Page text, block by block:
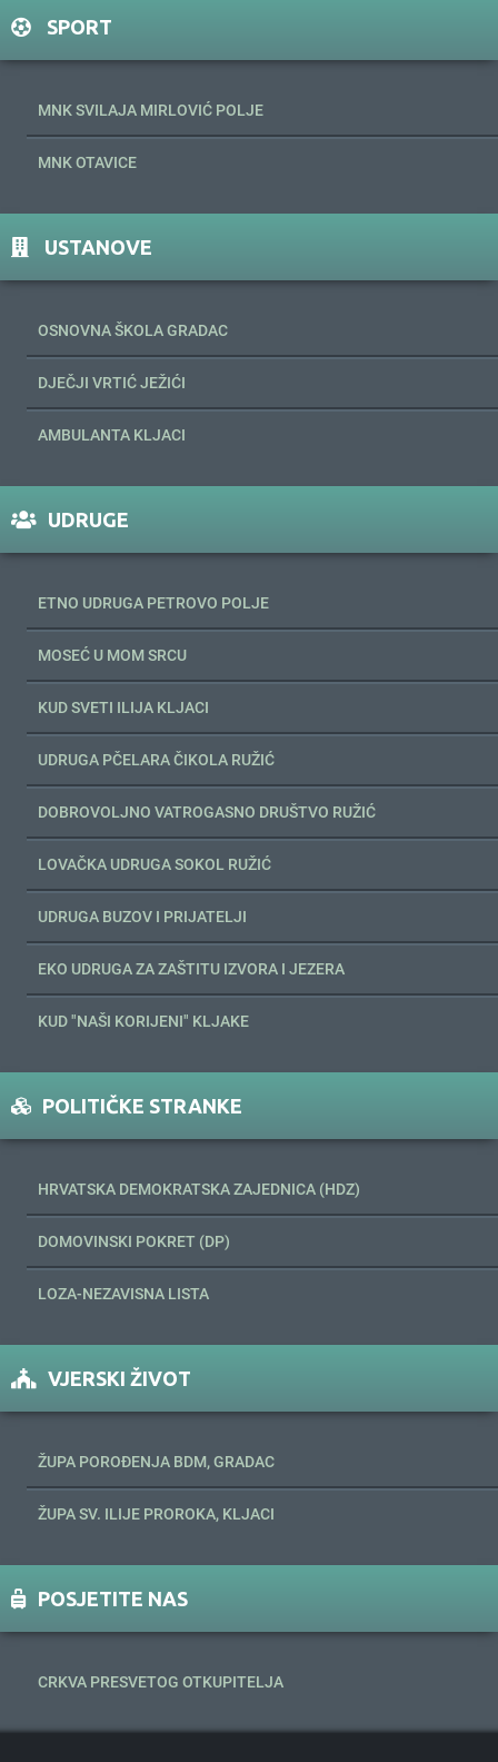
SPORT
MNK SVILAJA MIRLOVIĆ POLJE
MNK OTAVICE
USTANOVE
OSNOVNA ŠKOLA GRADAC
DJEČJI VRTIĆ JEŽIĆI
AMBULANTA KLJACI
UDRUGE
ETNO UDRUGA PETROVO POLJE
MOSEĆ U MOM SRCU
KUD SVETI ILIJA KLJACI
UDRUGA PČELARA ČIKOLA RUŽIĆ
DOBROVOLJNO VATROGASNO DRUŠTVO RUŽIĆ
LOVAČKA UDRUGA SOKOL RUŽIĆ
UDRUGA BUZOV I PRIJATELJI
EKO UDRUGA ZA ZAŠTITU IZVORA I JEZERA
KUD "NAŠI KORIJENI" KLJAKE
POLITIČKE STRANKE
HRVATSKA DEMOKRATSKA ZAJEDNICA (HDZ)
DOMOVINSKI POKRET (DP)
LOZA-NEZAVISNA LISTA
VJERSKI ŽIVOT
ŽUPA POROĐENJA BDM, GRADAC
ŽUPA SV. ILIJE PROROKA, KLJACI
POSJETITE NAS
CRKVA PRESVETOG OTKUPITELJA